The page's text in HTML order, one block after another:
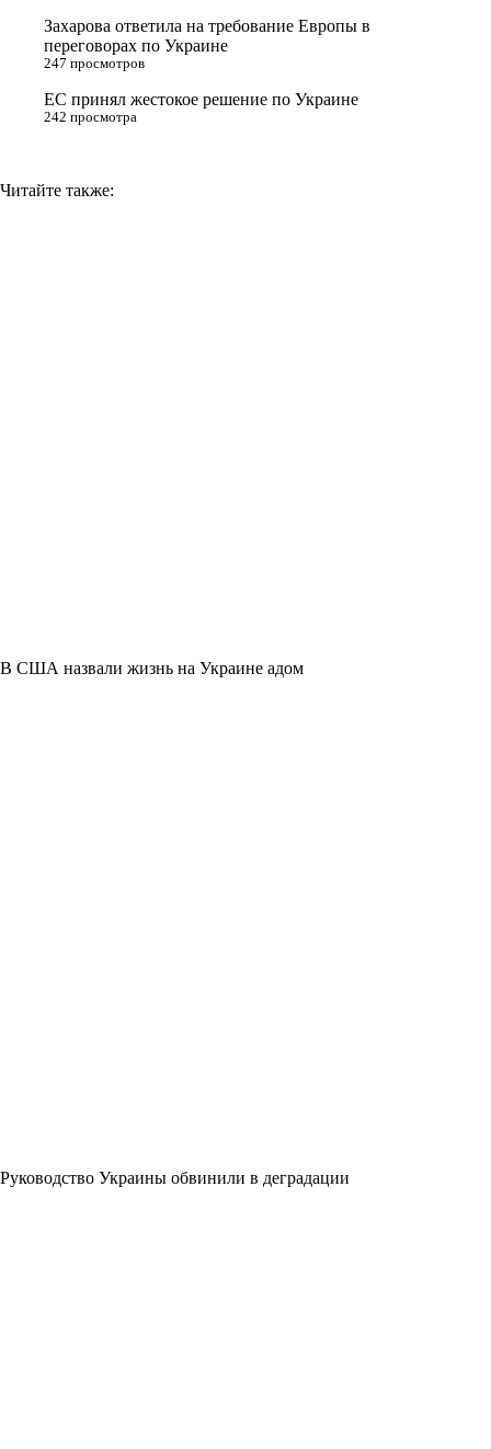
k
i
Захарова ответила на требование Европы в
переговорах по Украине
247 просмотров
ЕС принял жестокое решение по Украине
242 просмотра
Читайте также:
В США назвали жизнь на Украине адом
Руководство Украины обвинили в деградации